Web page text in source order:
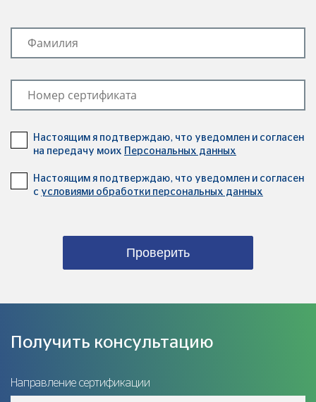
Настоящим я подтверждаю, что уведомлен и согласен
на передачу моих
Персональных данных
Настоящим я подтверждаю, что уведомлен и согласен
с условиями обработки персональных данных
Проверить
Получить консультацию
Направление сертификации